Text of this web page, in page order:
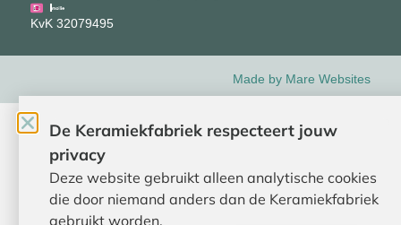
KvK 32079495
Made by Mare Websites
De Keramiekfabriek respecteert jouw
privacy
Deze website gebruikt alleen analytische cookies
die door niemand anders dan de Keramiekfabriek
gebruikt worden.